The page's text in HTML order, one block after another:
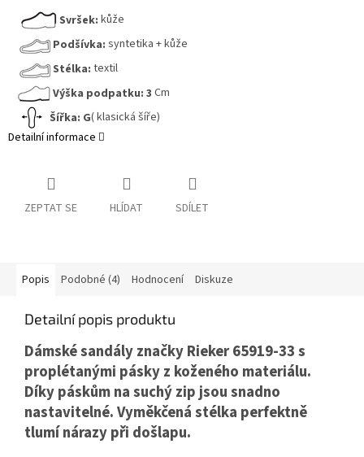
Svršek: kůže
Podšívka: syntetika + kůže
Stélka: textil
Výška podpatku: 3 Cm
Šířka: G( klasická šíře)
Detailní informace
ZEPTAT SE HLÍDAT SDÍLET
Popis Podobné (4) Hodnocení Diskuze
Detailní popis produktu
Dámské sandály značky Rieker 65919-33 s
proplétanými pásky z koženého materiálu.
Díky páskům na suchý zip jsou snadno
nastavitelné. Vyměkčená stélka perfektně
tlumí nárazy při došlapu.